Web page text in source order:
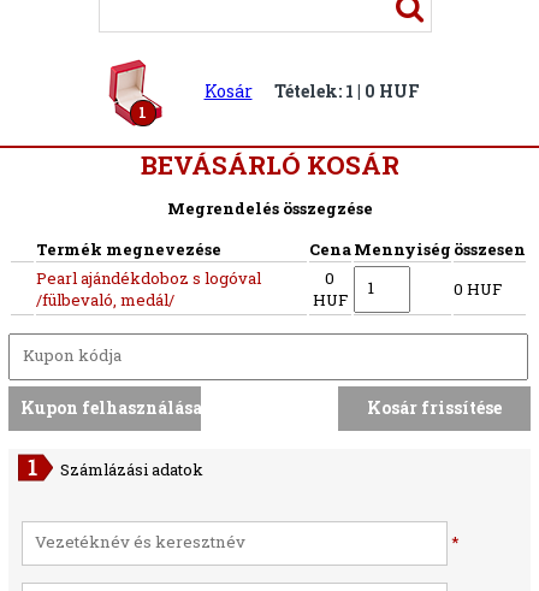
1
Kosár Tételek: 1 | 0 HUF
BEVÁSÁRLÓ KOSÁR
Megrendelés összegzése
Termék megnevezése
CenaMennyiség összesen
Pearl ajándékdoboz s logóval
/fülbevaló, medál/
0
HUF
0 HUF
Számlázási adatok
*